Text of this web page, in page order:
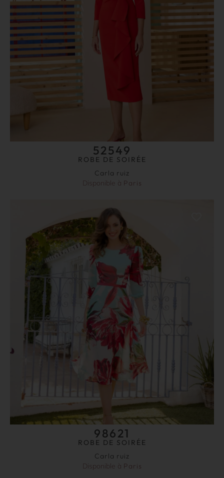
52549
ROBE DE SOIRÉE
Carla ruiz
Disponible à Paris
98621
ROBE DE SOIRÉE
Carla ruiz
Disponible à Paris